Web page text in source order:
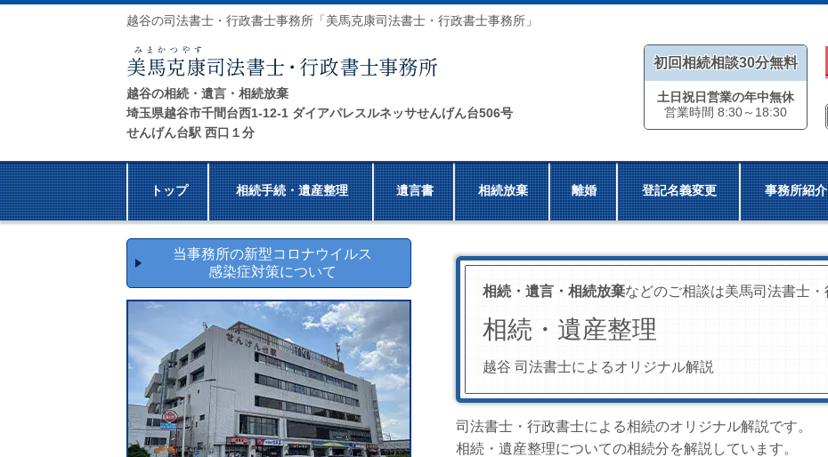
越谷の司法書士・行政書士事務所「美馬克康司法書士・行政書士事務所」
越谷の相続・遺言・相続放棄
埼玉県越谷市千間台西1-12-1 ダイアパレスルネッサせんげん台506号
せんげん台駅 西口１分
初回相続相談30分無料
土日祝日営業の年中無休
営業時間 8:30～18:30
トップ 相続手続・遺産整理 遺言書 相続放棄 離婚 登記名義変更 事務所紹介
相続・遺言・相続放棄などのご相談は美馬司法書士
相続・遺産整理
越谷 司法書士によるオリジナル解説
司法書士・行政書士による相続のオリジナル解説です。
相続・遺産整理についての相続分を解説しています。
当事務所の新型コロナウイルス
感染症対策について